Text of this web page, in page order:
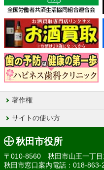
著作権
サイトの使い方
秋田市役所
〒010-8560 秋田市山王一丁目
秋田市窓口案内電話：018-